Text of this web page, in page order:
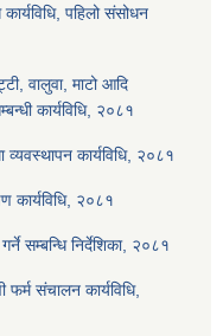
पहिलो संसोधन
वालुवा, माटो आदि
कार्यविधि, २०८१
व्यवस्थापन कार्यविधि, २०८१
कार्यविधि, २०८१
सम्बन्धि निर्देशिका, २०८१
संचालन कार्यविधि,